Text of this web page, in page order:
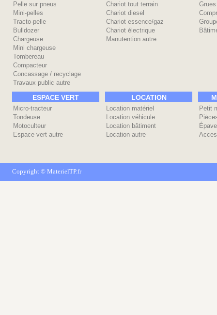
Pelle sur pneus
Mini-pelles
Tracto-pelle
Bulldozer
Chargeuse
Mini chargeuse
Tombereau
Compacteur
Concassage / recyclage
Travaux public autre
Chariot tout terrain
Chariot diesel
Chariot essence/gaz
Chariot électrique
Manutention autre
Grues
ESPACE VERT
Micro-tracteur
Tondeuse
Motoculteur
Espace vert autre
LOCATION
Location matériel
Location véhicule
Location bâtiment
Location autre
Petit
Épave
Copyright © MaterielTP.fr